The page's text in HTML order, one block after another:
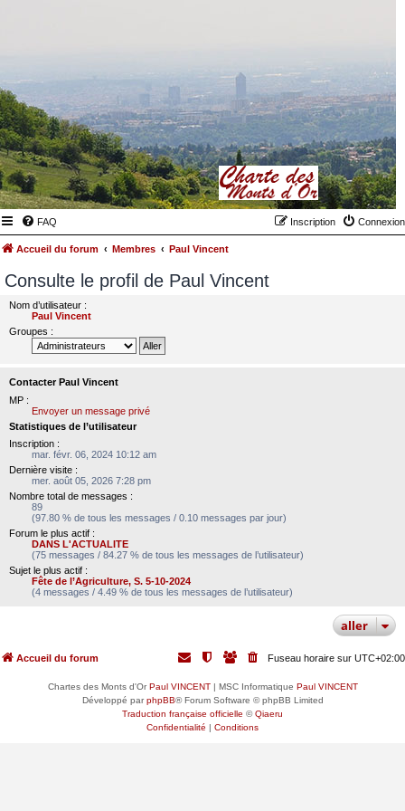
FAQ Connexion
Inscription
Accueil du forum Membres Paul Vincent
Consulte le profil de Paul Vincent
Nom d’utilisateur :
Paul Vincent
Groupes :
Contacter Paul Vincent
MP :
Envoyer un message privé
Statistiques de l’utilisateur
Inscription :
mar. févr. 06, 2024 10:12 am
Dernière visite :
mer. août 05, 2026 7:28 pm
Nombre total de messages :
89
(97.80 % de tous les messages / 0.10 messages par jour)
Forum le plus actif :
DANS L'ACTUALITE
(75 messages / 84.27 % de tous les messages de l’utilisateur)
Sujet le plus actif :
Fête de l’Agriculture, S. 5-10-2024
(4 messages / 4.49 % de tous les messages de l’utilisateur)
aller
Accueil du forum Fuseau horaire sur UTC+02:00
Chartes des Monts d'OrPaul VINCENT| MSC Informatique Paul VINCENT
Développé parphpBB® Forum Software © phpBB Limited
Traduction française officielle ©Qiaeru
Confidentialité | Conditions